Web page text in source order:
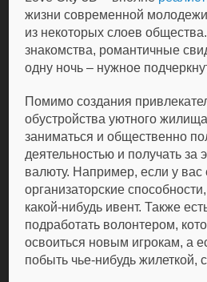
жизни современной
из некоторых слоев общества.
знакомства, романтичные
одну ночь – нужное
Помимо создания
обустройства уютного
заниматься и общественно
деятельностью и получать за
валюту. Например, если у вас
организаторские
какой-нибудь ивент. Также
подработать волонтером,
освоиться новым игрокам, а
побыть чье-нибудь жилеткой,